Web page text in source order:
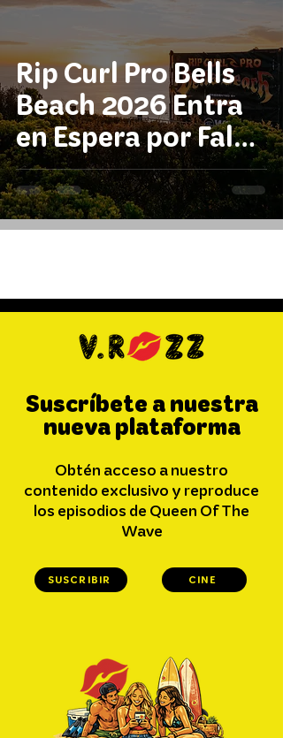
Rip Curl Pro Bells
Beach 2026 Entra
en Espera por Falta
de Olas
Suscríbete a nuestra
nueva plataforma
Obtén acceso a nuestro
contenido exclusivo y reproduce
los episodios de Queen Of The
Wave
SUSCRIBIR CINE